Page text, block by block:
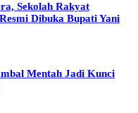
Sekolah Rakyat
Dibuka Bupati Yani
Mentah Jadi Kunci